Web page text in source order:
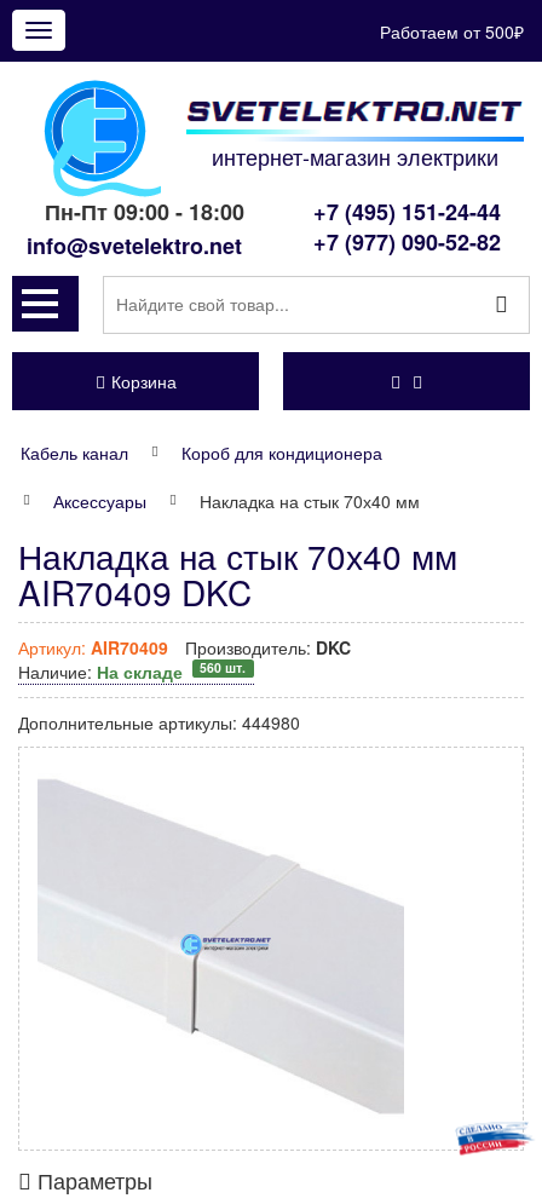
Показать
меню
Работаем от 500₽
интернет-магазин электрики
Пн-Пт 09:00 - 18:00
info@svetelektro.net
+7 (495) 151-24-44
+7 (977) 090-52-82
Корзина
Кабель канал
Короб для кондиционера
Аксессуары
Накладка на стык 70х40 мм
Накладка на стык 70х40 мм
AIR70409 DKC
Артикул: AIR70409 Производитель: DKC
Наличие: На складе 560 шт.
Дополнительные артикулы: 444980
Параметры